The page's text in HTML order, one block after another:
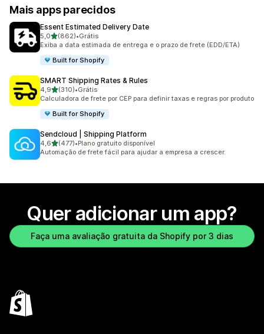
Mais apps parecidos
Essent Estimated Delivery Date
5,0de 5 estrelas
(862)
862 avaliações ao todo
•Grátis
Exiba a data estimada de entrega e o prazo de frete (EDD/ETA)
Built for Shopify
SMART Shipping Rates & Rules
4,9de 5 estrelas
(310)
310 avaliações ao todo
•Grátis
Calculadora de frete por CEP para definir taxas e regras por produto
Built for Shopify
Sendcloud | Shipping Platform
4,6de 5 estrelas
(477)
477 avaliações ao todo
•Plano gratuito disponível
Automação de frete fácil para ajudar a empresa a crescer.
Quer adicionar um app?
Faça uma avaliação gratuita da Shopify por 3 dias